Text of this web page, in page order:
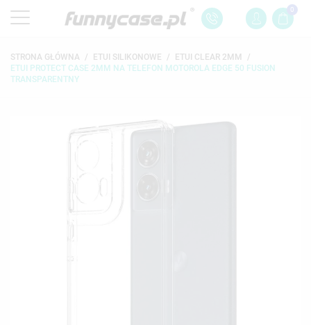
0
STRONA GŁÓWNA ETUI SILIKONOWE
ETUI CLEAR 2MM
ETUI PROTECT CASE 2MM NA TELEFON MOTOROLA EDGE 50 FUSION
TRANSPARENTNY